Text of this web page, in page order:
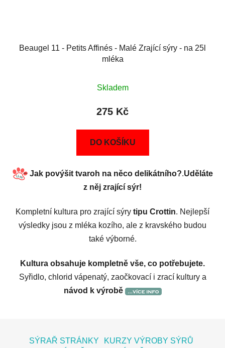
Beaugel 11 - Petits Affinés - Malé Zrající sýry - na 25l
mléka
Skladem
275 Kč
DO KOŠÍKU
Jak povýšit tvaroh na něco delikátního?.Uděláte
z něj zrající sýr!
Kompletní kultura pro zrající sýry tipu Crottin. Nejlepší
výsledky jsou z mléka kozího, ale z kravského budou
také výborné.
Kultura obsahuje kompletně vše, co potřebujete.
Syřidlo, chlorid vápenatý, zaočkovací i zrací kultury a
návod k výrobě
SÝRAŘ STRÁNKY
KURZY VÝROBY SÝRŮ